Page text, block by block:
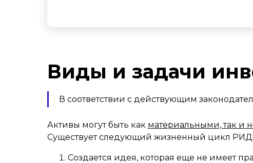
Виды и задачи
В соответствии с действующим
Активы могут быть как материальными, так и
Существует следующий жизненный цикл РИД:
Создается идея, которая еще не имеет